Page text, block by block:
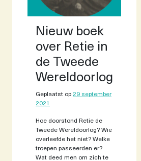
Nieuw boek
over Retie in
de Tweede
Wereldoorlog
Geplaatst op 29 september
2021
Hoe doorstond Retie de
Tweede Wereldoorlog? Wie
overleefde het niet? Welke
troepen passeerden er?
Wat deed men om zich te